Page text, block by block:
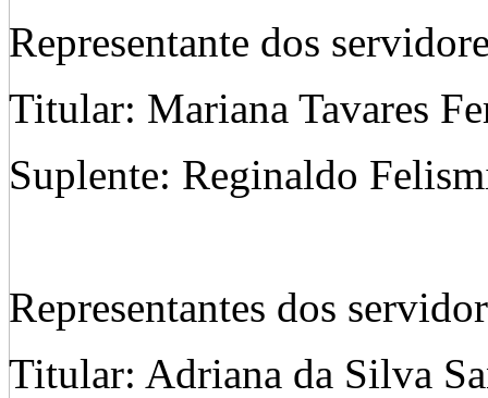
Representante dos
Titular: Mariana Tavares
Suplente: Reginaldo
Representantes dos
Titular: Adriana da Silva